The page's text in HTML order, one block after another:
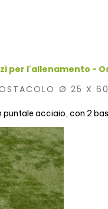
per l'allenamento -
Ø 25 X
acciaio, con 2